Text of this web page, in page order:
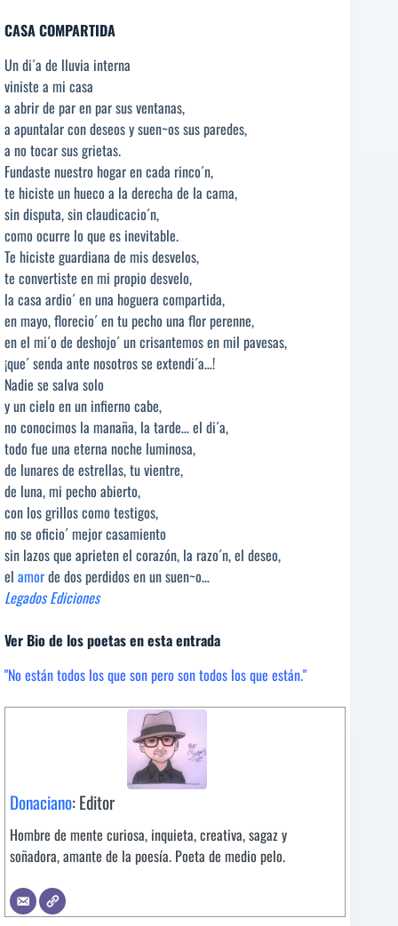
CASA COMPARTIDA
Un di´a de lluvia interna
viniste a mi casa
a abrir de par en par sus ventanas,
a apuntalar con deseos y suen~os sus paredes,
a no tocar sus grietas.
Fundaste nuestro hogar en cada rinco´n,
te hiciste un hueco a la derecha de la cama,
sin disputa, sin claudicacio´n,
como ocurre lo que es inevitable.
Te hiciste guardiana de mis desvelos,
te convertiste en mi propio desvelo,
la casa ardio´ en una hoguera compartida,
en mayo, florecio´ en tu pecho una flor perenne,
en el mi´o de deshojo´ un crisantemos en mil pavesas,
¡que´ senda ante nosotros se extendi´a…!
Nadie se salva solo
y un cielo en un infierno cabe,
no conocimos la manaña, la tarde… el di´a,
todo fue una eterna noche luminosa,
de lunares de estrellas, tu vientre,
de luna, mi pecho abierto,
con los grillos como testigos,
no se oficio´ mejor casamiento
sin lazos que aprieten el corazón, la razo´n, el deseo,
el amorde dos perdidos en un suen~o…
Legados Ediciones
Ver Bio de los poetas en esta entrada
"No están todos los que son pero son todos los que están."
Donaciano: Editor
Hombre de mente curiosa, inquieta, creativa, sagaz y
soñadora, amante de la poesía. Poeta de medio pelo.